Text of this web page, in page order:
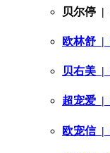
贝尔停 |
欧林舒 |
贝右美 |
超宠爱 |
欧宠信|